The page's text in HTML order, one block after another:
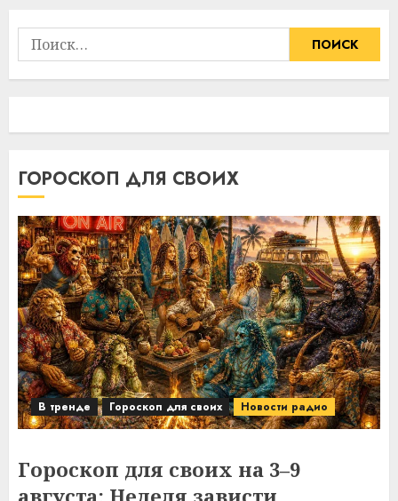
Найти:
ГОРОСКОП ДЛЯ СВОИХ
В тренде Гороскоп для своих Новости радио
Гороскоп для своих на 3–9